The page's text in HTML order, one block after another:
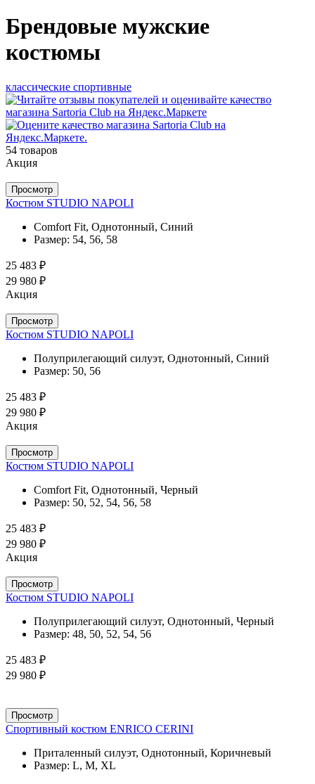
Брендовые мужские
костюмы
классические спортивные
54 товаров
Акция
Просмотр
Костюм STUDIO NAPOLI
Comfort Fit, Однотонный, Синий
Размер: 54, 56, 58
25 483 ₽
29 980 ₽
Акция
Просмотр
Костюм STUDIO NAPOLI
Полуприлегающий силуэт, Однотонный, Синий
Размер: 50, 56
25 483 ₽
29 980 ₽
Акция
Просмотр
Костюм STUDIO NAPOLI
Comfort Fit, Однотонный, Черный
Размер: 50, 52, 54, 56, 58
25 483 ₽
29 980 ₽
Акция
Просмотр
Костюм STUDIO NAPOLI
Полуприлегающий силуэт, Однотонный, Черный
Размер: 48, 50, 52, 54, 56
25 483 ₽
29 980 ₽
Просмотр
Спортивный костюм ENRICO CERINI
Приталенный силуэт, Однотонный, Коричневый
Размер: L, M, XL